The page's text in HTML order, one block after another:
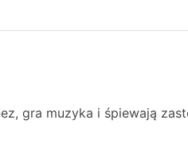
gra muzyka i śpiewają